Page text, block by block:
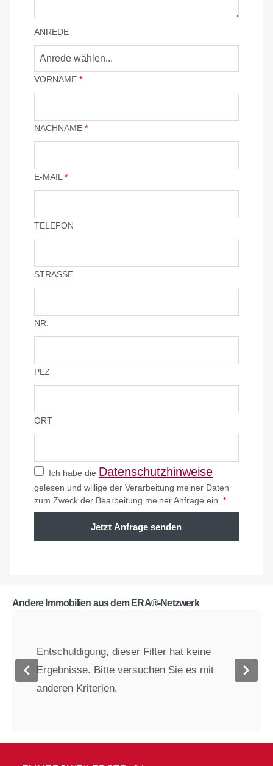
ANREDE
VORNAME *
NACHNAME *
E-MAIL *
TELEFON
STRASSE
NR.
PLZ
ORT
Ich habe die Datenschutzhinweise
gelesen und willige der Verarbeitung meiner Daten
zum Zweck der Bearbeitung meiner Anfrage ein. *
Jetzt Anfrage senden
Andere Immobilien aus dem ERA®-Netzwerk
Entschuldigung, dieser Filter hat keine
Ergebnisse. Bitte versuchen Sie es mit
anderen Kriterien.